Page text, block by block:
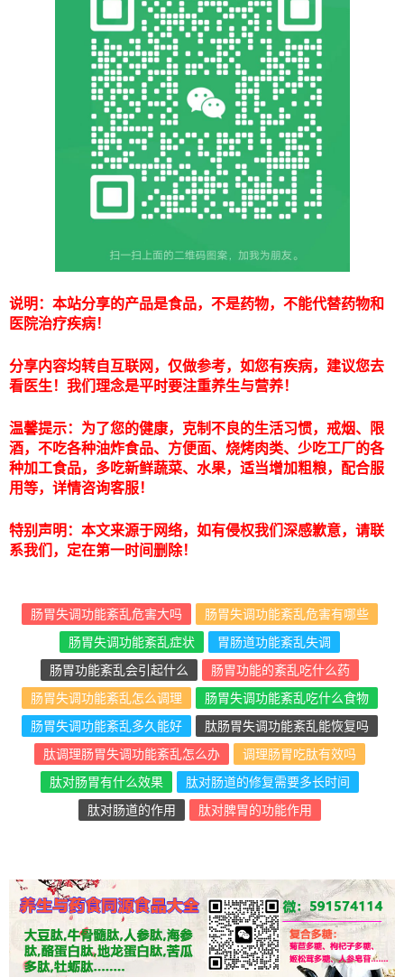
说明：本站分享的产品是食品，不是药物，不能代替药物和
医院治疗疾病！
分享内容均转自互联网，仅做参考，如您有疾病，建议您去
看医生！我们理念是平时要注重养生与营养！
温馨提示：为了您的健康，克制不良的生活习惯，戒烟、限
酒，不吃各种油炸食品、方便面、烧烤肉类、少吃工厂的各
种加工食品，多吃新鲜蔬菜、水果，适当增加粗粮，配合服
用等，详情咨询客服！
特别声明：本文来源于网络，如有侵权我们深感歉意，请联
系我们，定在第一时间删除！
肠胃失调功能紊乱危害大吗
肠胃失调功能紊乱危害有哪些
肠胃失调功能紊乱症状
胃肠道功能紊乱失调
肠胃功能紊乱会引起什么
肠胃功能的紊乱吃什么药
肠胃失调功能紊乱怎么调理
肠胃失调功能紊乱吃什么食物
肠胃失调功能紊乱多久能好
肽肠胃失调功能紊乱能恢复吗
肽调理肠胃失调功能紊乱怎么办
调理肠胃吃肽有效吗
肽对肠胃有什么效果
肽对肠道的修复需要多长时间
肽对肠道的作用
肽对脾胃的功能作用